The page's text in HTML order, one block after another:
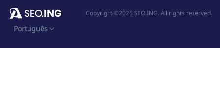
Copyright ©2025 SEO.ING. All rights reserved.
Português